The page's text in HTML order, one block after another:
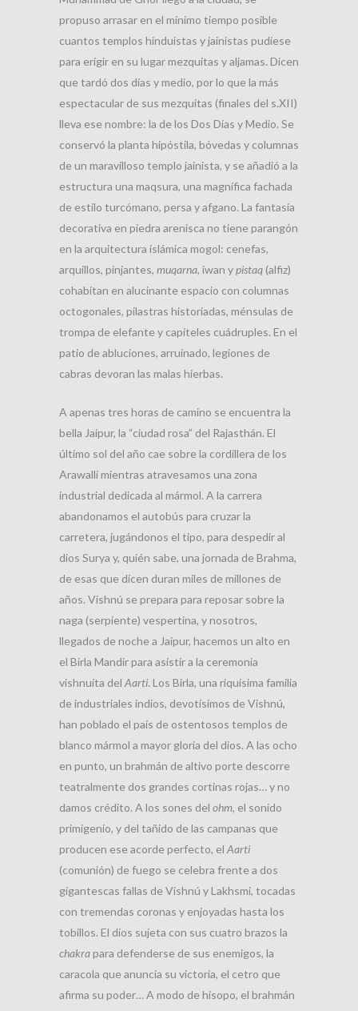
propuso arrasar en el mínimo tiempo posible
cuantos templos hinduistas y jainistas pudiese
para erigir en su lugar mezquitas y aljamas. Dicen
que tardó dos días y medio, por lo que la más
espectacular de sus mezquitas (finales del s.XII)
lleva ese nombre: la de los Dos Días y Medio. Se
conservó la planta hipóstila, bóvedas y columnas
de un maravilloso templo jainista, y se añadió a la
estructura una maqsura, una magnífica fachada
de estilo turcómano, persa y afgano. La fantasía
decorativa en piedra arenisca no tiene parangón
en la arquitectura islámica mogol: cenefas,
arquillos, pinjantes, muqarna, iwan ypistaq (alfiz)
cohabitan en alucinante espacio con columnas
octogonales, pilastras historiadas, ménsulas de
trompa de elefante y capiteles cuádruples. En el
patio de abluciones, arruinado, legiones de
cabras devoran las malas hierbas.
A apenas tres horas de camino se encuentra la
bella Jaipur, la “ciudad rosa” del Rajasthán. El
último sol del año cae sobre la cordillera de los
Arawalli mientras atravesamos una zona
industrial dedicada al mármol. A la carrera
abandonamos el autobús para cruzar la
carretera, jugándonos el tipo, para despedir al
dios Surya y, quién sabe, una jornada de Brahma,
de esas que dicen duran miles de millones de
años. Vishnú se prepara para reposar sobre la
naga (serpiente) vespertina, y nosotros,
llegados de noche a Jaipur, hacemos un alto en
el Birla Mandir para asistir a la ceremonia
vishnuíta del Aarti. Los Birla, una riquísima familia
de industriales indios, devotísimos de Vishnú,
han poblado el país de ostentosos templos de
blanco mármol a mayor gloria del dios. A las ocho
en punto, un brahmán de altivo porte descorre
teatralmente dos grandes cortinas rojas… y no
damos crédito. A los sones del ohm, el sonido
primigenio, y del tañido de las campanas que
producen ese acorde perfecto, el Aarti
(comunión) de fuego se celebra frente a dos
gigantescas fallas de Vishnú y Lakhsmi, tocadas
con tremendas coronas y enjoyadas hasta los
tobillos. El dios sujeta con sus cuatro brazos la
chakrapara defenderse de sus enemigos, la
caracola que anuncia su victoria, el cetro que
afirma su poder… A modo de hisopo, el brahmán